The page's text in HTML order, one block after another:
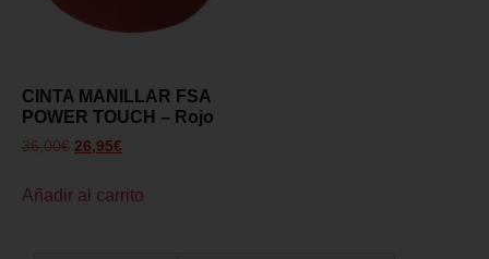
CINTA MANILLAR FSA
POWER TOUCH – Rojo
36,00€ 26,95€
Añadir al carrito